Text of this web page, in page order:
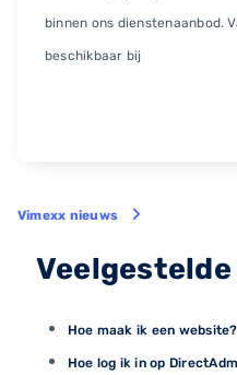
binnen ons dienstenaanbod.
beschikbaar bij
Vimexx nieuws
Hoe maak ik een website?
Hoe log ik in op